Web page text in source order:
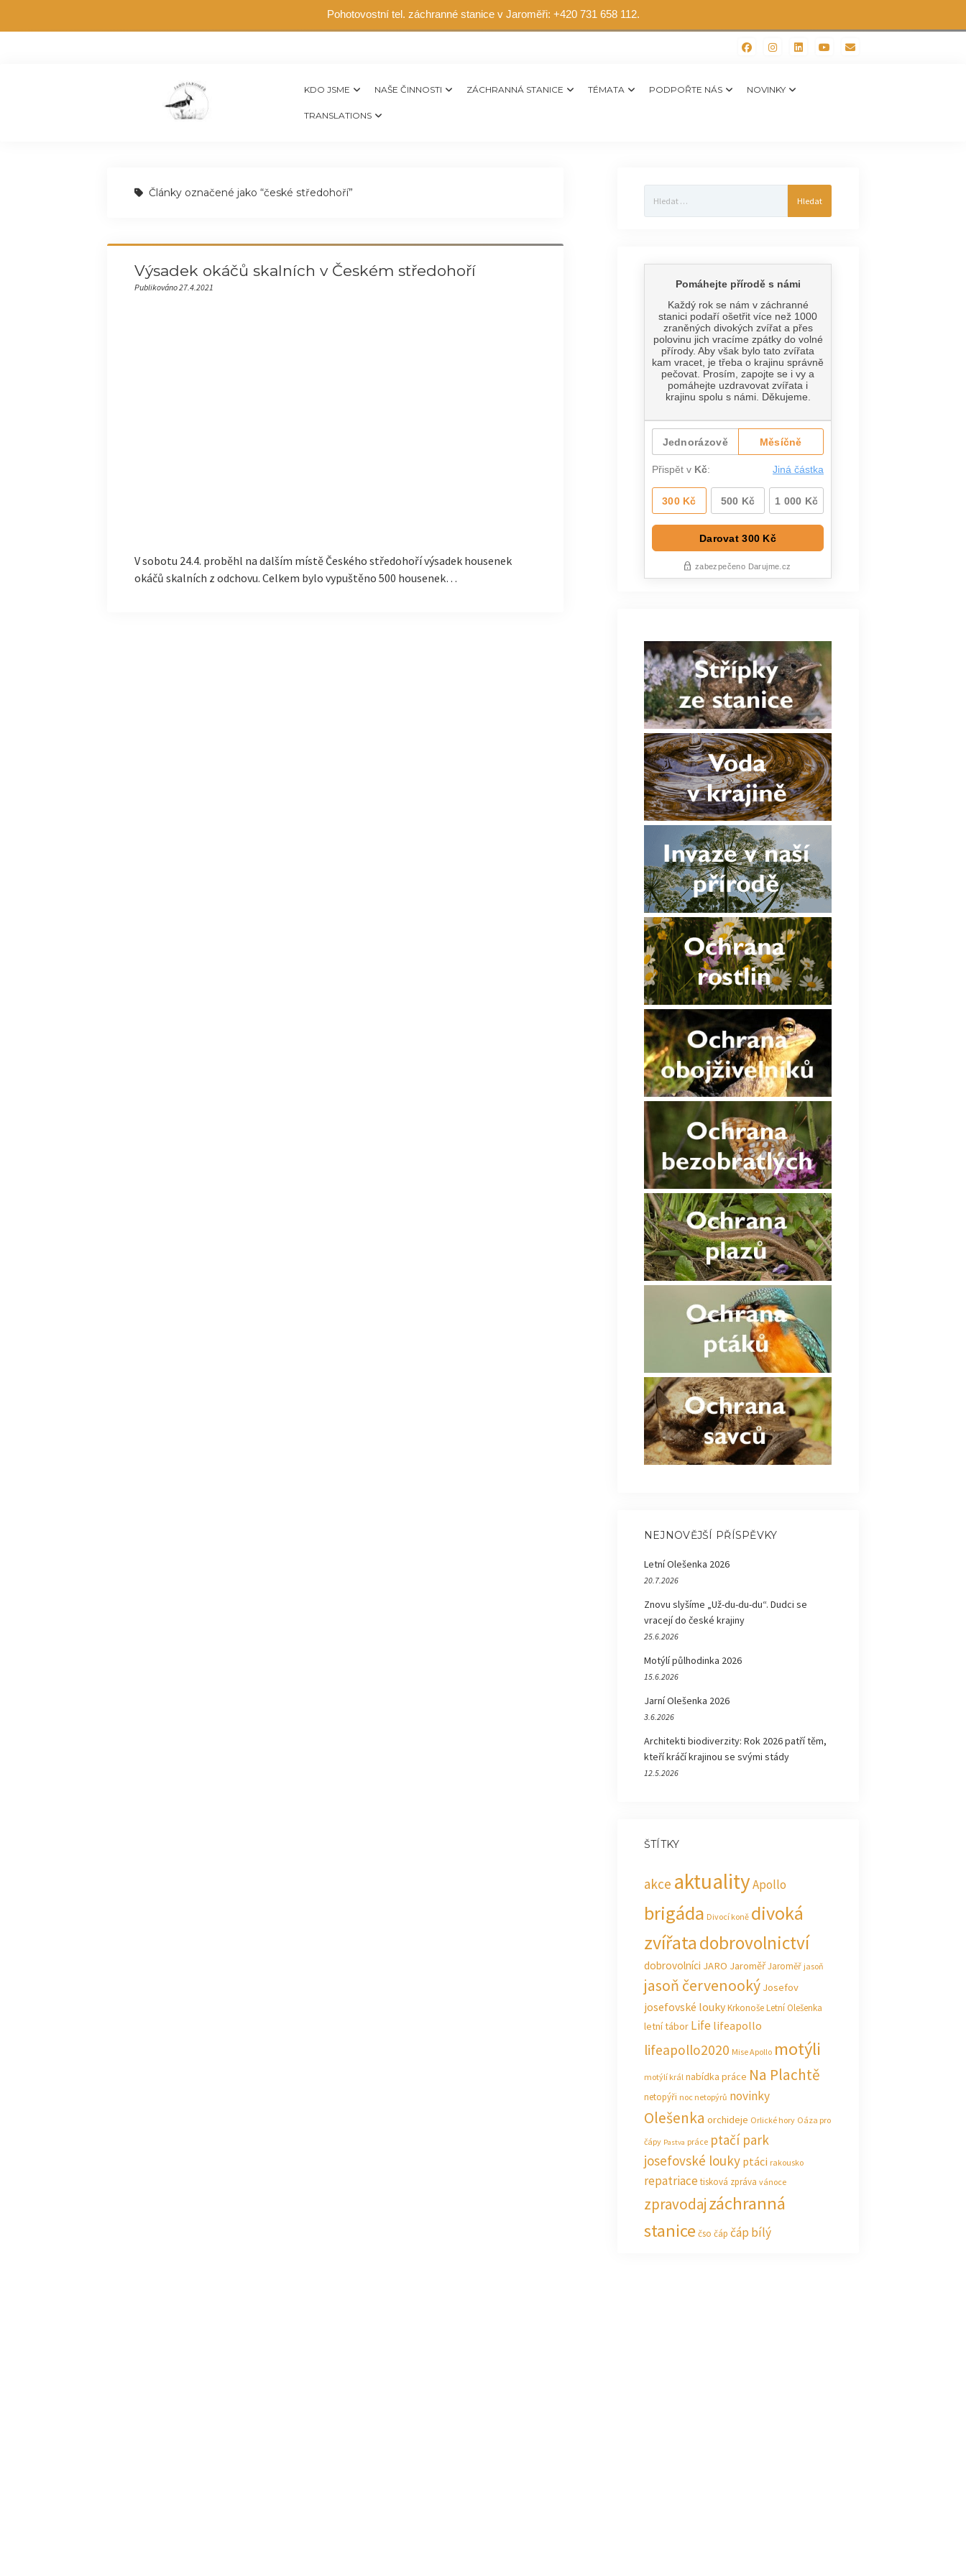
Pohotovostní tel. záchranné stanice v Jaroměři: +420 731 658 112.
KDO JSME NAŠE ČINNOSTI ZÁCHRANNÁ STANICE TÉMATA PODPOŘTE NÁS NOVINKY
TRANSLATIONS
Články označené jako “české středohoří”
Výsadek okáčů skalních v Českém středohoří
Publikováno 27.4.2021
V sobotu 24.4. proběhl na dalším místě Českého středohoří výsadek housenek
okáčů skalních z odchovu. Celkem bylo vypuštěno 500 housenek…
NEJNOVĚJŠÍ PŘÍSPĚVKY
Letní Olešenka 2026
20.7.2026
Znovu slyšíme „Už-du-du-du“. Dudci se
vracejí do české krajiny
25.6.2026
Motýlí půlhodinka 2026
15.6.2026
Jarní Olešenka 2026
3.6.2026
Architekti biodiverzity: Rok 2026 patří těm,
kteří kráčí krajinou se svými stády
12.5.2026
ŠTÍTKY
akce aktualityApollo
brigáda Divocí koně divoká
zvířatadobrovolnictví
dobrovolníci JARO JaroměřJaroměř jasoň
jasoň červenooký Josefov
josefovské loukyKrkonošeLetní Olešenka
letní tábor Life lifeapollo
lifeapollo2020 Mise Apollo motýli
motýlí král nabídka práce Na Plachtě
netopýři noc netopýrů novinky
Olešenka orchideje Orlické hory Oáza pro
čápy Pastva práce ptačí park
josefovské louky ptáci rakousko
repatriacetisková zpráva vánoce
zpravodajzáchranná
stanice čso čáp čáp bílý